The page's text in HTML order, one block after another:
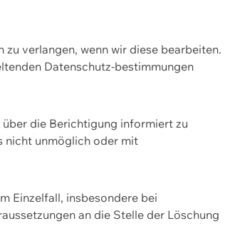
verlangen, wenn wir diese bearbeiten.
Datenschutz-bestimmungen
die Berichtigung informiert zu
nicht unmöglich oder mit
Einzelfall, insbesondere bei
an die Stelle der Löschung